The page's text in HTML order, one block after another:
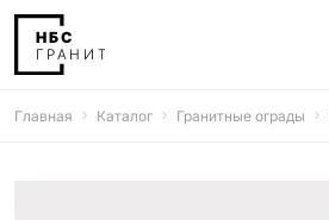
Главная Каталог Гранитные ограды